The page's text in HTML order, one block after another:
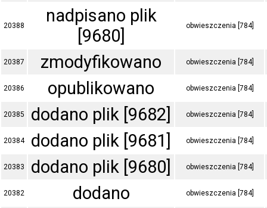
20388
nadpisano plik
[9680]
obwieszczenia [784]
20387 zmodyfikowano obwieszczenia [784]
20386 opublikowano obwieszczenia [784]
20385 dodano plik [9682] obwieszczenia [784]
20384 dodano plik [9681] obwieszczenia [784]
20383 dodano plik [9680] obwieszczenia [784]
20382 dodano obwieszczenia [784]